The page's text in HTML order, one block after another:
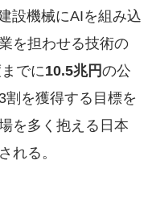
設機械にAIを組み込
を担わせる技術の
でに10.5兆円の公
割を獲得する目標を
を多く抱える日本
れる。